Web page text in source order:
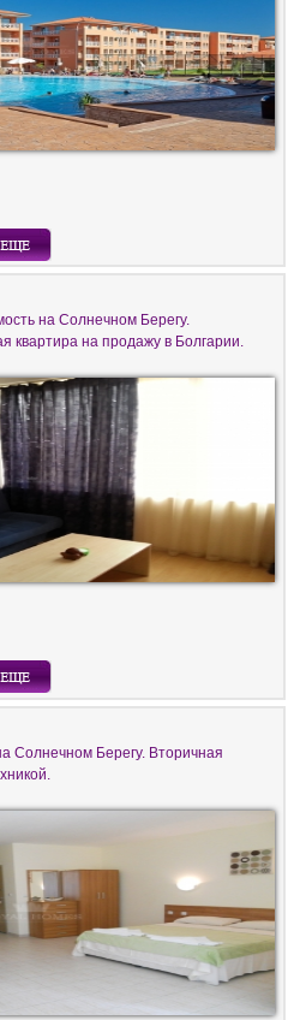
на Солнечном Берегу.
квартира на продажу в Болгарии.
Солнечном Берегу. Вторичная